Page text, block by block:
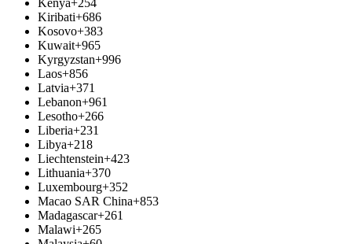
Kiribati+686
Kosovo+383
Kuwait+965
Kyrgyzstan+996
Laos+856
Latvia+371
Lebanon+961
Lesotho+266
Liberia+231
Libya+218
Liechtenstein+423
Lithuania+370
Luxembourg+352
Macao SAR China+853
Madagascar+261
Malawi+265